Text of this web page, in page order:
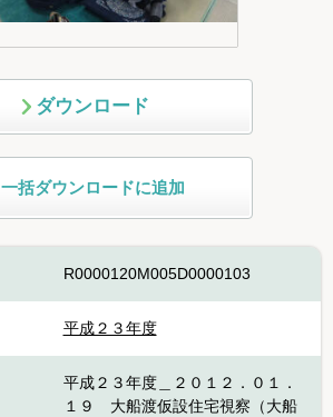
ダウンロード
一括ダウンロードに追加
R0000120M005D0000103
平成２３年度
平成２３年度＿２０１２．０１．
１９ 大船渡仮設住宅視察（大船